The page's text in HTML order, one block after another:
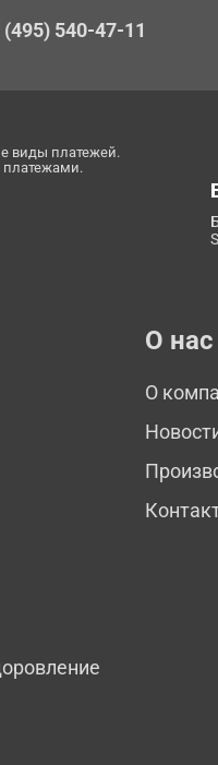
(495) 540-47-11
виды платежей.
платежами.
О нас
О